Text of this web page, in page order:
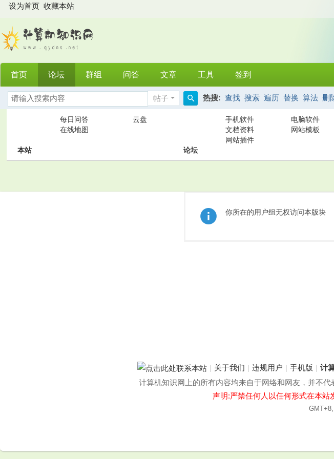
设为首页 收藏本站
首页 论坛 群组 问答 文章 工具 签到
帖子 热搜: 查找 搜索 遍历 替换 算法 删
本站
每日问答
云盘
在线地图
论坛
手机软件
电脑软件
文档资料
网站模板
网站插件
你所在的用户组无权访问本版块
关于我们 违规用户 手机版 计
计算机知识网上的所有内容均来自于网络和网友，并不
声明:严禁任何人以任何形式在本站